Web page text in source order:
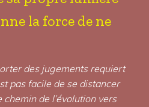
la force de ne
des jugements requiert
pas facile de se distancer
de l’évolution vers